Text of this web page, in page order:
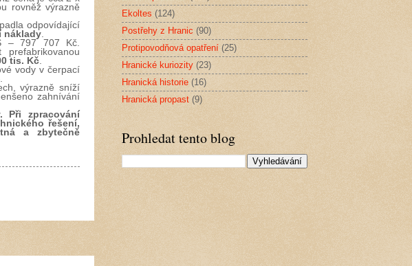
rovněž výrazně
odpovídající
náklady.
– 797 707 Kč.
tis. Kč.
vody v čerpací
výrazně sníží
zahnívání
Při zpracování
řešení,
a zbytečně
Ekoltes (124)
Postřehy z Hranic (90)
Protipovodňová opatření (25)
Hranické kuriozity (23)
Hranická historie (16)
Hranická propast (9)
Prohledat tento blog